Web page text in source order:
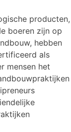
producten,
boeren zijn op
hebben
als
mensen het